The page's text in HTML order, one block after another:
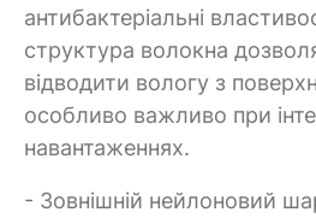
антибактеріальні
структура волокна
відводити вологу з
особливо важливо при
навантаженнях.
- Зовнішній нейлоновий